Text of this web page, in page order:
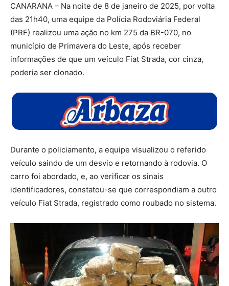
CANARANA – Na noite de 8 de janeiro de 2025, por volta
das 21h40, uma equipe da Polícia Rodoviária Federal
(PRF) realizou uma ação no km 275 da BR-070, no
município de Primavera do Leste, após receber
informações de que um veículo Fiat Strada, cor cinza,
poderia ser clonado.
Durante o policiamento, a equipe visualizou o referido
veículo saindo de um desvio e retornando à rodovia. O
carro foi abordado, e, ao verificar os sinais
identificadores, constatou-se que correspondiam a outro
veículo Fiat Strada, registrado como roubado no sistema.